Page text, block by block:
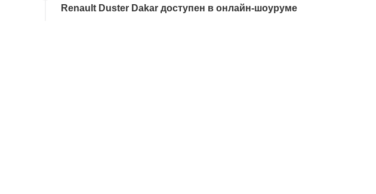
Renault Duster Dakar доступен в онлайн-шоуруме